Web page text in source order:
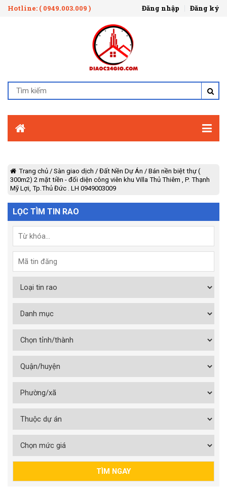
Hotline: ( 0949.003.009 ) Đăng nhập Đăng ký
Trang chủ / Sàn giao dịch / Đất Nền Dự Án / Bán nền biệt thự (
300m2) 2 mặt tiền - đối diện công viên khu Villa Thủ Thiêm , P. Thạnh
Mỹ Lợi, Tp.Thủ Đức . LH 0949003009
LỌC TÌM TIN RAO